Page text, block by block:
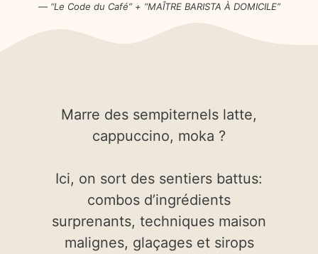
— “Le Code du Café” + “MAÎTRE BARISTA À DOMICILE”
Marre des sempiternels latte,
cappuccino, moka ?
Ici, on sort des sentiers battus:
combos d’ingrédients
surprenants, techniques maison
malignes, glaçages et sirops